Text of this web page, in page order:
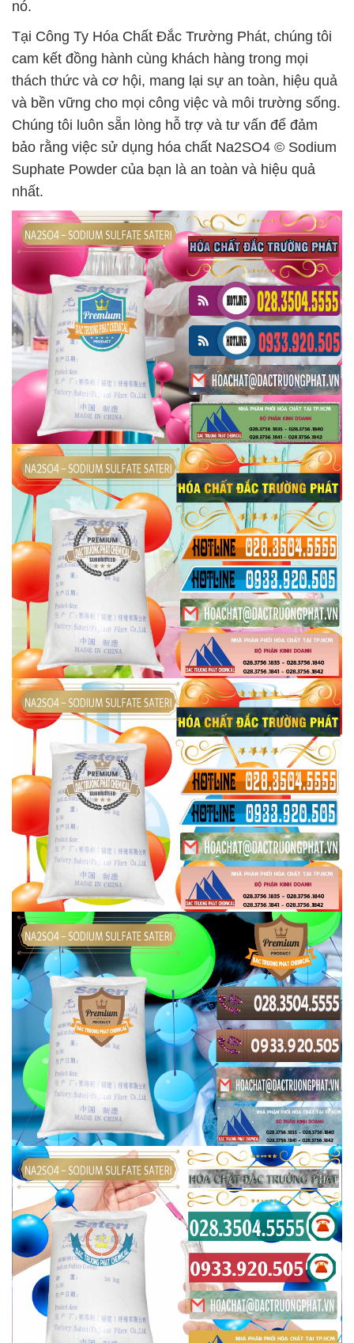
nó.
Tại Công Ty Hóa Chất Đắc Trường Phát, chúng tôi
cam kết đồng hành cùng khách hàng trong mọi
thách thức và cơ hội, mang lại sự an toàn, hiệu quả
và bền vững cho mọi công việc và môi trường sống.
Chúng tôi luôn sẵn lòng hỗ trợ và tư vấn để đảm
bảo rằng việc sử dụng hóa chất Na2SO4 © Sodium
Suphate Powder của bạn là an toàn và hiệu quả
nhất.